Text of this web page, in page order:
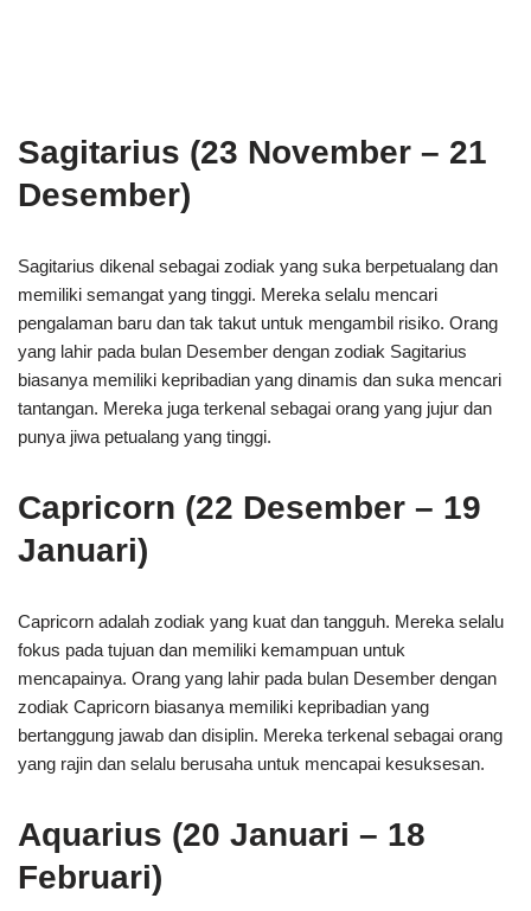
Sagitarius (23 November – 21
Desember)
Sagitarius dikenal sebagai zodiak yang suka berpetualang dan
memiliki semangat yang tinggi. Mereka selalu mencari
pengalaman baru dan tak takut untuk mengambil risiko. Orang
yang lahir pada bulan Desember dengan zodiak Sagitarius
biasanya memiliki kepribadian yang dinamis dan suka mencari
tantangan. Mereka juga terkenal sebagai orang yang jujur dan
punya jiwa petualang yang tinggi.
Capricorn (22 Desember – 19
Januari)
Capricorn adalah zodiak yang kuat dan tangguh. Mereka selalu
fokus pada tujuan dan memiliki kemampuan untuk
mencapainya. Orang yang lahir pada bulan Desember dengan
zodiak Capricorn biasanya memiliki kepribadian yang
bertanggung jawab dan disiplin. Mereka terkenal sebagai orang
yang rajin dan selalu berusaha untuk mencapai kesuksesan.
Aquarius (20 Januari – 18
Februari)